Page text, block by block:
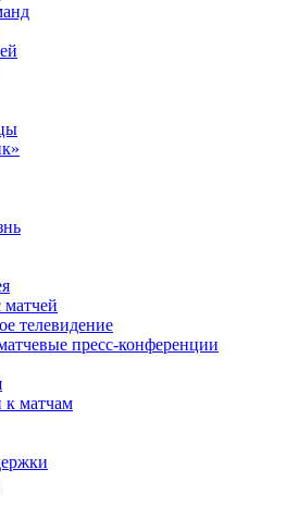
телевидение
пресс-конференции
матчам